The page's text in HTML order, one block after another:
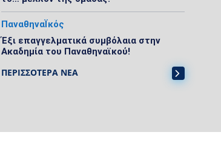
ΠαναθηναΪκός
Έξι επαγγελματικά συμβόλαια στην
Ακαδημία του Παναθηναϊκού!
ΠΕΡΙΣΣΟΤΕΡΑ ΝΕΑ